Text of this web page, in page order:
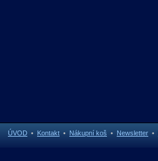
ÚVOD • Kontakt • Nákupní koš • Newsletter •